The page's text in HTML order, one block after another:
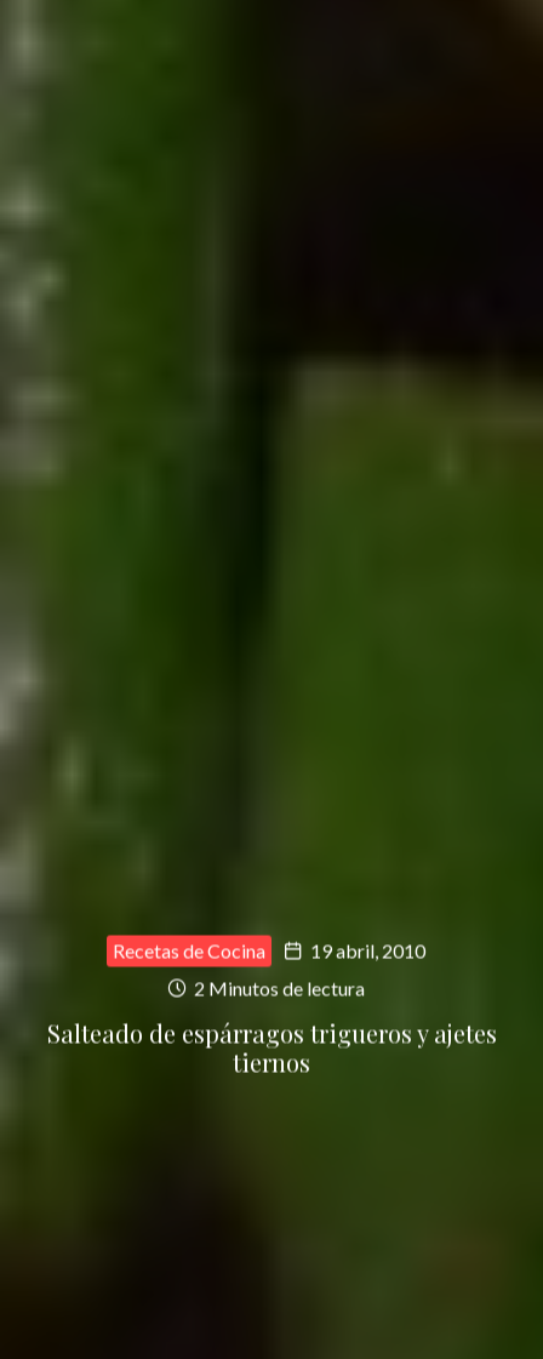
Recetas de Cocina
19 abril, 2010
2 Minutos de lectura
Salteado de espárragos trigueros y ajetes
tiernos